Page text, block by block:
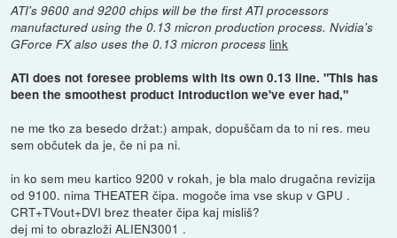
ATI's 9600 and 9200 chips will be the first ATI processors
manufactured using the 0.13 micron production process. Nvidia's
GForce FX also uses the 0.13 micron process link
ATI does not foresee problems with its own 0.13 line. "This has
been the smoothest product introduction we've ever had,"
ne me tko za besedo držat:) ampak, dopuščam da to ni res. meu
sem občutek da je, če ni pa ni.
in ko sem meu kartico 9200 v rokah, je bla malo drugačna revizija
od 9100. nima THEATER čipa. mogoče ima vse skup v GPU .
CRT+TVout+DVI brez theater čipa kaj misliš?
dej mi to obrazloži ALIEN3001 .